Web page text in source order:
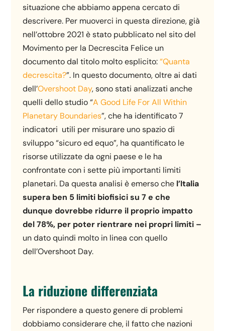
situazione che abbiamo appena cercato di
descrivere. Per muoverci in questa direzione, già
nell’ottobre 2021 è stato pubblicato nel sito del
Movimento per la Decrescita Felice un
documento dal titolo molto esplicito:“Quanta
decrescita?”. In questo documento, oltre ai dati
dell’Overshoot Day, sono stati analizzati anche
quelli dello studio “A Good Life For All Within
Planetary Boundaries”, che ha identificato 7
indicatori utili per misurare uno spazio di
sviluppo “sicuro ed equo”, ha quantificato le
risorse utilizzate da ogni paese e le ha
confrontate con i sette più importanti limiti
planetari. Da questa analisi è emerso che l’Italia
supera ben 5 limiti biofisici su 7 e che
dunque dovrebbe ridurre il proprio impatto
del 78%, per poter rientrare nei propri limiti –
un dato quindi molto in linea con quello
dell’Overshoot Day.
La riduzione differenziata
Per rispondere a questo genere di problemi
dobbiamo considerare che, il fatto che nazioni